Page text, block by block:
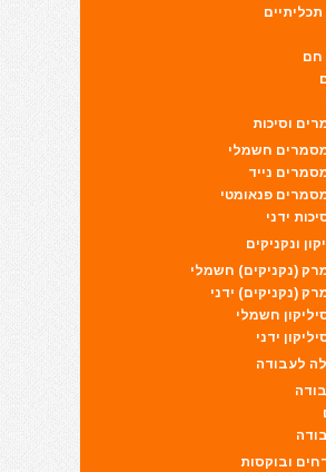
חם
וסיכות
חשמלי
נייד
פנאומטי
ידני
ונקניקים
(נקניקים) חשמלי
(נקניקים) ידני
חשמלי
ידני
לעבודה
ובוקסות